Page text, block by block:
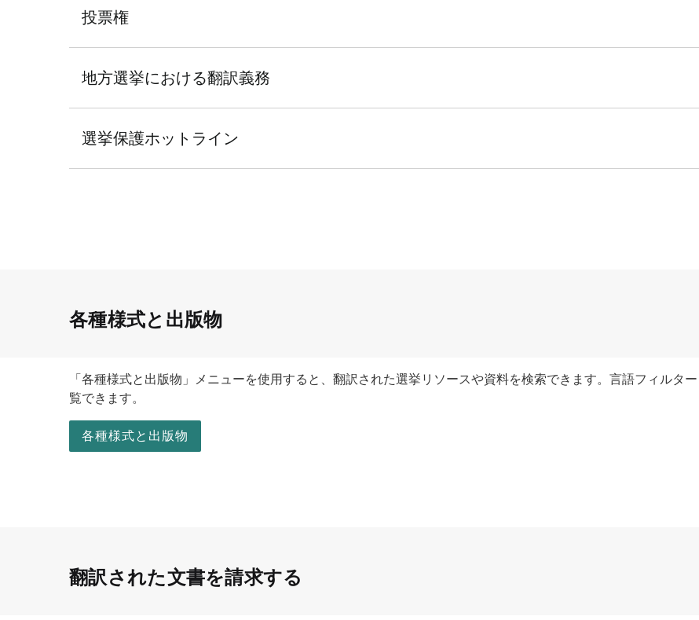
投票権
地方選挙における翻訳義務
選挙保護ホットライン
各種様式と出版物
「各種様式と出版物」メニューを使用すると、翻訳された選挙リソースや資料を検索できます。言語フィルタ
覧できます。
各種様式と出版物
翻訳された文書を請求する